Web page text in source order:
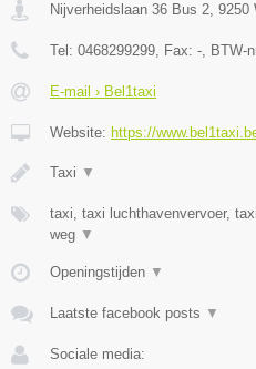
Nijverheidslaan 36 Bus 2, 9250
Tel: 0468299299, Fax: -, BTW-
E-mail › Bel1taxi
Website: https://
Taxi ▼
taxi, taxi luchthavenvervoer,
weg ▼
Openingstijden ▼
Laatste facebook posts ▼
Sociale media: